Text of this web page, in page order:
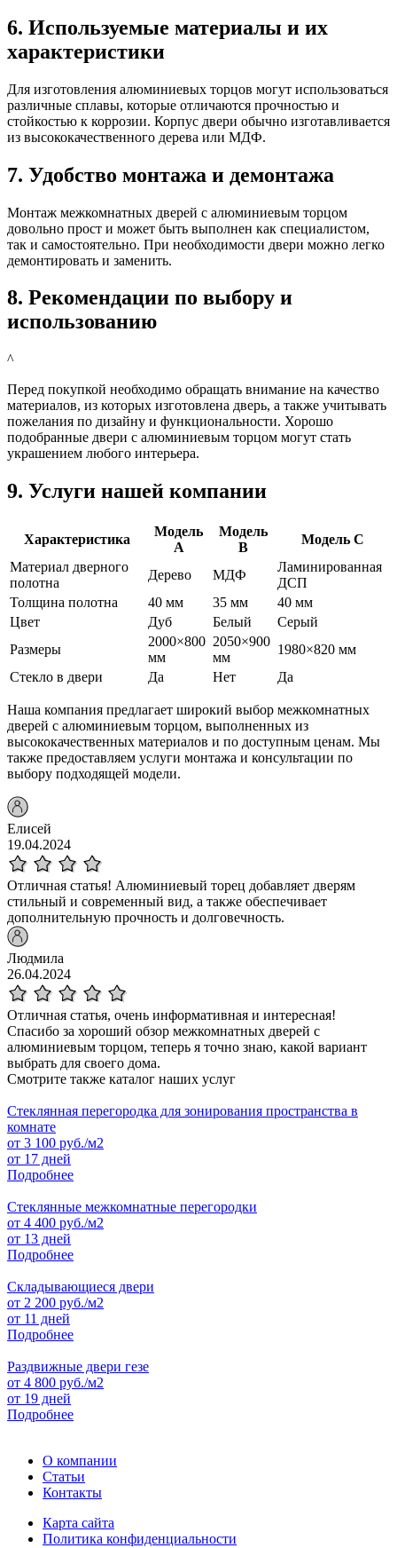
6. Используемые материалы и их
характеристики
Для изготовления алюминиевых торцов могут использоваться
различные сплавы, которые отличаются прочностью и
стойкостью к коррозии. Корпус двери обычно изготавливается
из высококачественного дерева или МДФ.
7. Удобство монтажа и демонтажа
Монтаж межкомнатных дверей с алюминиевым торцом
довольно прост и может быть выполнен как специалистом,
так и самостоятельно. При необходимости двери можно легко
демонтировать и заменить.
8. Рекомендации по выбору и
использованию
^
Перед покупкой необходимо обращать внимание на качество
материалов, из которых изготовлена дверь, а также учитывать
пожелания по дизайну и функциональности. Хорошо
подобранные двери с алюминиевым торцом могут стать
украшением любого интерьера.
9. Услуги нашей компании
Характеристика
Модель
A
Модель
B
Модель C
Материал дверного
полотна
Дерево МДФ
Ламинированная
ДСП
Толщина полотна
40 мм 35 мм
40 мм
Цвет
Дуб Белый
Серый
Размеры
2000×800
мм
2050×900
мм
1980×820 мм
Стекло в двери
Да Нет Да
Наша компания предлагает широкий выбор межкомнатных
дверей с алюминиевым торцом, выполненных из
высококачественных материалов и по доступным ценам. Мы
также предоставляем услуги монтажа и консультации по
выбору подходящей модели.
Елисей
19.04.2024
Отличная статья! Алюминиевый торец добавляет дверям
стильный и современный вид, а также обеспечивает
дополнительную прочность и долговечность.
Людмила
26.04.2024
Отличная статья, очень информативная и интересная!
Спасибо за хороший обзор межкомнатных дверей с
алюминиевым торцом, теперь я точно знаю, какой вариант
выбрать для своего дома.
Смотрите также каталог наших услуг
Стеклянная перегородка для зонирования пространства в
комнате
от 3 100 руб./м2
от 17 дней
Подробнее
Стеклянные межкомнатные перегородки
от 4 400 руб./м2
от 13 дней
Подробнее
Складывающиеся двери
от 2 200 руб./м2
от 11 дней
Подробнее
Раздвижные двери гезе
от 4 800 руб./м2
от 19 дней
Подробнее
О компании
Статьи
Контакты
Карта сайта
Политика конфиденциальности